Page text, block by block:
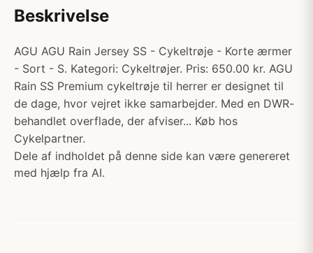
Beskrivelse
AGU AGU Rain Jersey SS - Cykeltrøje - Korte ærmer
- Sort - S. Kategori: Cykeltrøjer. Pris: 650.00 kr. AGU
Rain SS Premium cykeltrøje til herrer er designet til
de dage, hvor vejret ikke samarbejder. Med en DWR-
behandlet overflade, der afviser... Køb hos
Cykelpartner.
Dele af indholdet på denne side kan være genereret
med hjælp fra AI.